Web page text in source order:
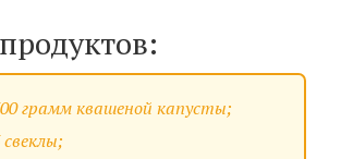
грамм квашеной капусты;
свеклы;